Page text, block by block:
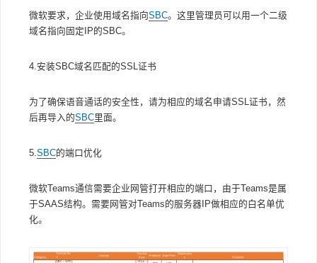
微软要求，企业使用域名指向SBC。这里管理员可以用一个二级
域名指向固定IP的SBC。
4.安装SBC域名匹配的SSL证书
为了确保语音通话的安全性，请为相应的域名申请SSL证书，然
后再导入的SBC里面。
5.SBC的端口优化
微软Teams通信需要企业网管打开相应的端口，由于Teams是属
于SAAS结构。需要网管对Teams的服务器IP做相应的白名单优
化。